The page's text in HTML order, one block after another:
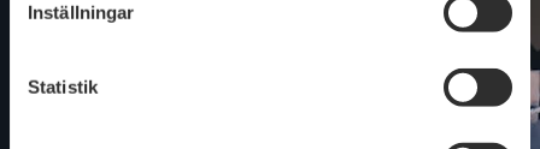
Inställningar
Statistik
relevant innehåll när du besöker någon av Business Swedens
webbplatser. Genom att skapa ett användarkonto kommer du få
hos oss. Du kommer också få riktad kommunikation baserat på de